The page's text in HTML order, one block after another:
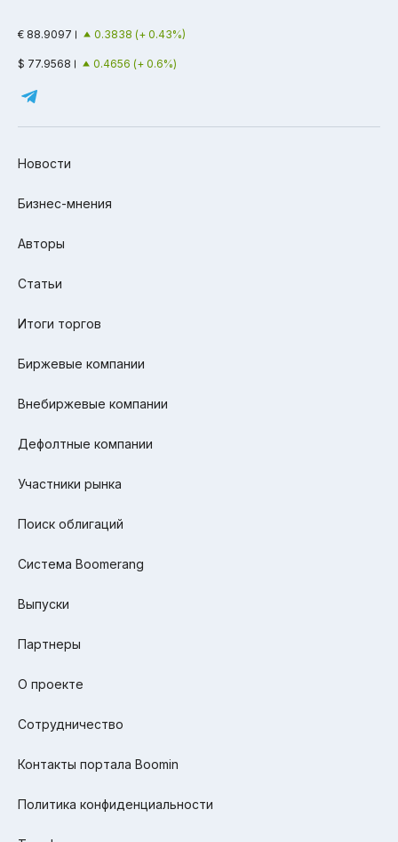
€ 88.9097 0.3838 (+ 0.43%)
$ 77.9568 0.4656 (+ 0.6%)
Новости
Бизнес-мнения
Авторы
Статьи
Итоги торгов
Биржевые компании
Внебиржевые компании
Дефолтные компании
Участники рынка
Поиск облигаций
Система Boomerang
Выпуски
Партнеры
О проекте
Сотрудничество
Контакты портала Boomin
Политика конфиденциальности